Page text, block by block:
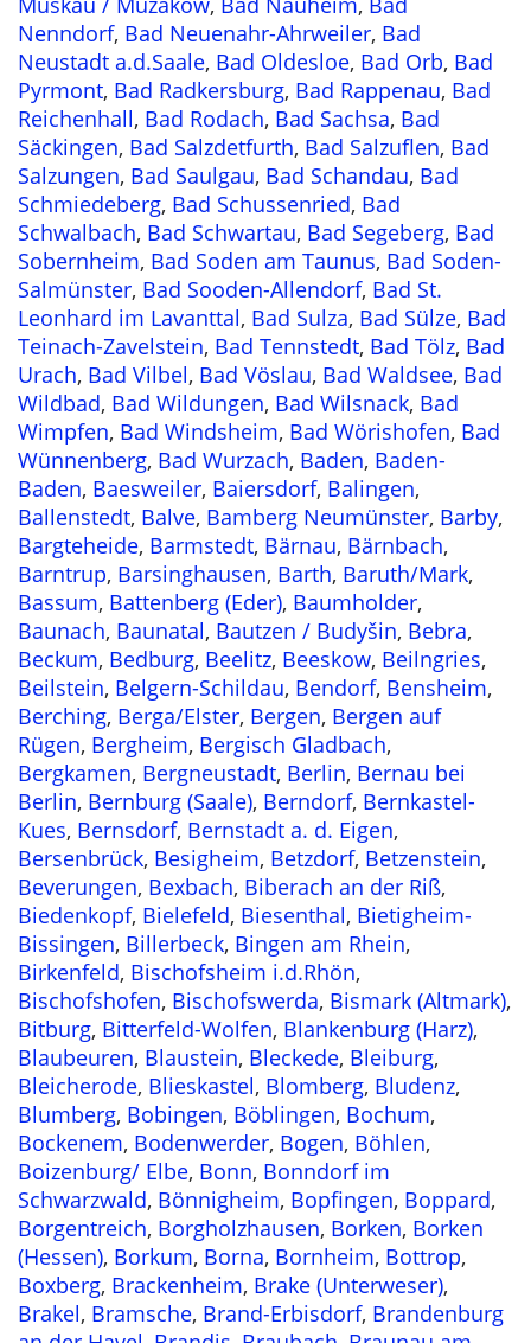
Nenndorf, Bad Neuenahr-Ahrweiler, Bad
Neustadt a.d.Saale, Bad Oldesloe, Bad Orb, Bad
Pyrmont, Bad Radkersburg, Bad Rappenau, Bad
Reichenhall, Bad Rodach, Bad Sachsa, Bad
Säckingen, Bad Salzdetfurth, Bad Salzuflen, Bad
Salzungen, Bad Saulgau, Bad Schandau, Bad
Schmiedeberg, Bad Schussenried, Bad
Schwalbach, Bad Schwartau, Bad Segeberg, Bad
Sobernheim, Bad Soden am Taunus, Bad Soden-
Salmünster, Bad Sooden-Allendorf, Bad St.
Leonhard im Lavanttal, Bad Sulza, Bad Sülze, Bad
Teinach-Zavelstein, Bad Tennstedt, Bad Tölz, Bad
Urach, Bad Vilbel, Bad Vöslau, Bad Waldsee, Bad
Wildbad, Bad Wildungen, Bad Wilsnack, Bad
Wimpfen, Bad Windsheim, Bad Wörishofen, Bad
Wünnenberg, Bad Wurzach, Baden, Baden-
Baden, Baesweiler, Baiersdorf, Balingen,
Ballenstedt, Balve, Bamberg Neumünster, Barby,
Bargteheide, Barmstedt, Bärnau, Bärnbach,
Barntrup, Barsinghausen, Barth, Baruth/Mark,
Bassum, Battenberg (Eder), Baumholder,
Baunach, Baunatal, Bautzen / Budyšin, Bebra,
Beckum, Bedburg, Beelitz, Beeskow, Beilngries,
Beilstein, Belgern-Schildau, Bendorf, Bensheim,
Berching, Berga/Elster, Bergen, Bergen auf
Rügen, Bergheim, Bergisch Gladbach,
Bergkamen, Bergneustadt, Berlin, Bernau bei
Berlin, Bernburg (Saale), Berndorf, Bernkastel-
Kues, Bernsdorf, Bernstadt a. d. Eigen,
Bersenbrück, Besigheim, Betzdorf, Betzenstein,
Beverungen, Bexbach, Biberach an der Riß,
Biedenkopf, Bielefeld, Biesenthal, Bietigheim-
Bissingen, Billerbeck, Bingen am Rhein,
Birkenfeld, Bischofsheim i.d.Rhön,
Bischofshofen, Bischofswerda, Bismark (Altmark),
Bitburg, Bitterfeld-Wolfen, Blankenburg (Harz),
Blaubeuren, Blaustein, Bleckede, Bleiburg,
Bleicherode, Blieskastel, Blomberg, Bludenz,
Blumberg, Bobingen, Böblingen, Bochum,
Bockenem, Bodenwerder, Bogen, Böhlen,
Boizenburg/ Elbe, Bonn, Bonndorf im
Schwarzwald, Bönnigheim, Bopfingen, Boppard,
Borgentreich, Borgholzhausen, Borken, Borken
(Hessen), Borkum, Borna, Bornheim, Bottrop,
Boxberg, Brackenheim, Brake (Unterweser),
Brakel, Bramsche, Brand-Erbisdorf, Brandenburg